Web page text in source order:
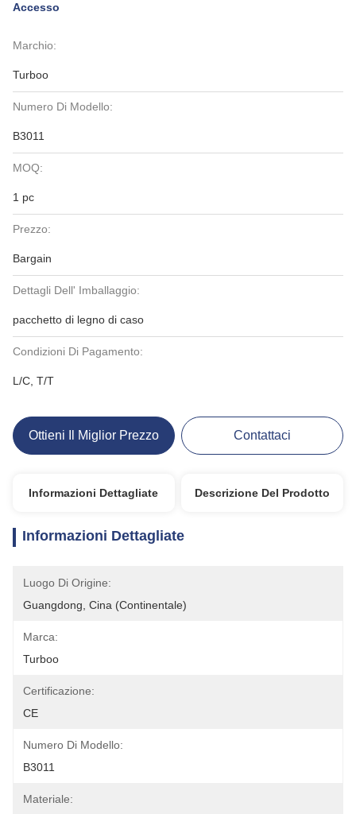
Accesso
Marchio:
Turboo
Numero Di Modello:
B3011
MOQ:
1 pc
Prezzo:
Bargain
Dettagli Dell' Imballaggio:
pacchetto di legno di caso
Condizioni Di Pagamento:
L/C, T/T
Ottieni Il Miglior Prezzo Contattaci
Informazioni Dettagliate Descrizione Del Prodotto
Informazioni Dettagliate
Luogo Di Origine:
Guangdong, Cina (continentale)
Marca:
Turboo
Certificazione:
CE
Numero Di Modello:
B3011
Materiale: